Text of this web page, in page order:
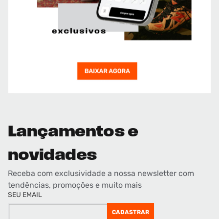
Lançamentos e
novidades
Receba com exclusividade a nossa newsletter com
tendências, promoções e muito mais
SEU EMAIL
CADASTRAR